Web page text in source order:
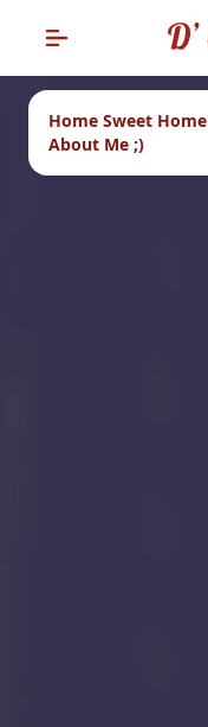
Home Sweet Home
About Me ;)